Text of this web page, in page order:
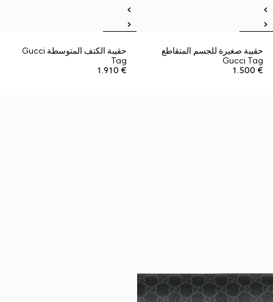
حقيبة صغيرة للجسم المتقاطع
Gucci Tag
€ 1.500
حقيبة الكتف المتوسطة Gucci
Tag
€ 1.910